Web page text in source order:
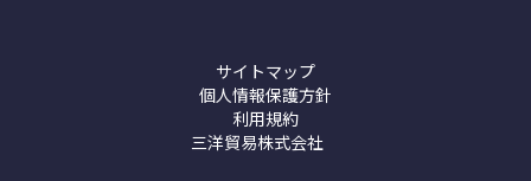
サイトマップ
個人情報保護方針
利用規約
三洋貿易株式会社